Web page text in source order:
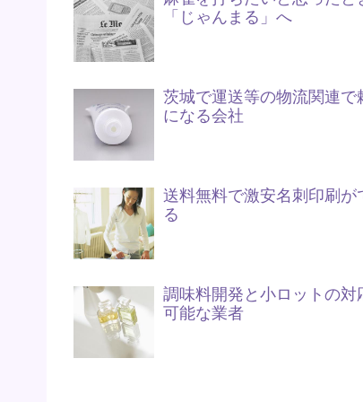
「じゃんまる」へ
茨城で運送等の物流関連で
になる会社
送料無料で激安名刺印刷が
る
調味料開発と小ロットの対
可能な業者